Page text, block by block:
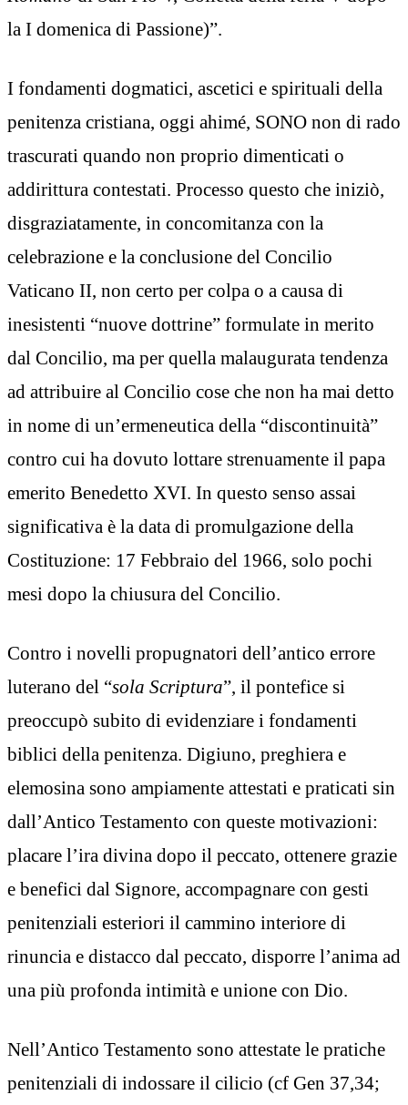
la I domenica di Passione)”.
I fondamenti dogmatici, ascetici e spirituali della
penitenza cristiana, oggi ahimé, SONO non di rado
trascurati quando non proprio dimenticati o
addirittura contestati. Processo questo che iniziò,
disgraziatamente, in concomitanza con la
celebrazione e la conclusione del Concilio
Vaticano II, non certo per colpa o a causa di
inesistenti “nuove dottrine” formulate in merito
dal Concilio, ma per quella malaugurata tendenza
ad attribuire al Concilio cose che non ha mai detto
in nome di un’ermeneutica della “discontinuità”
contro cui ha dovuto lottare strenuamente il papa
emerito Benedetto XVI. In questo senso assai
significativa è la data di promulgazione della
Costituzione: 17 Febbraio del 1966, solo pochi
mesi dopo la chiusura del Concilio.
Contro i novelli propugnatori dell’antico errore
luterano del “sola Scriptura”, il pontefice si
preoccupò subito di evidenziare i fondamenti
biblici della penitenza. Digiuno, preghiera e
elemosina sono ampiamente attestati e praticati sin
dall’Antico Testamento con queste motivazioni:
placare l’ira divina dopo il peccato, ottenere grazie
e benefici dal Signore, accompagnare con gesti
penitenziali esteriori il cammino interiore di
rinuncia e distacco dal peccato, disporre l’anima ad
una più profonda intimità e unione con Dio.
Nell’Antico Testamento sono attestate le pratiche
penitenziali di indossare il cilicio (cf Gen 37,34;